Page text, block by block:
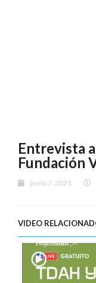
Entrevista
Fundación
junio 7, 2021
VIDEO